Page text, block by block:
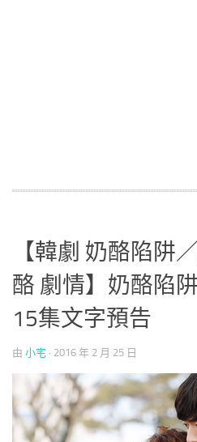
【韓劇 奶酪陷阱
酪 劇情】奶酪陷
15集文字預告
由 小宅 · 2016 年 2 月 25 日